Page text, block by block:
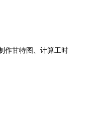
作甘特图、计算工时